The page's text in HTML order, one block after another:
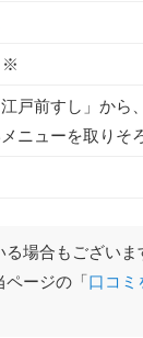
※
戸前すし」から
ニューを取りそ
場合もございま
ページの「口コミ